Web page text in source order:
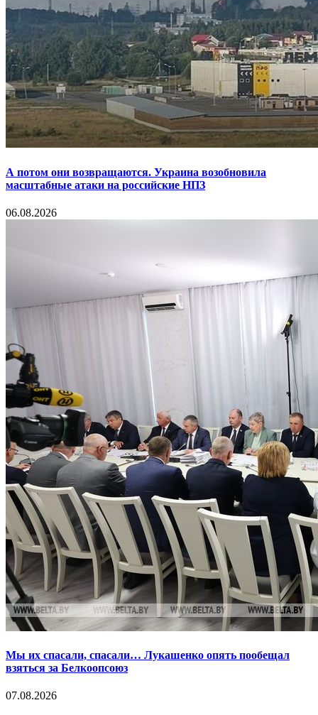
А потом они возвращаются. Украина возобновила
масштабные атаки на российские НПЗ
06.08.2026
Мы их спасали, спасали… Лукашенко опять пообещал
взяться за Белкоопсоюз
07.08.2026